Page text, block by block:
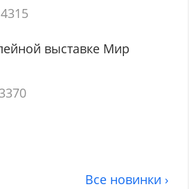
4315
выставке Мир
3370
Все новинки ›